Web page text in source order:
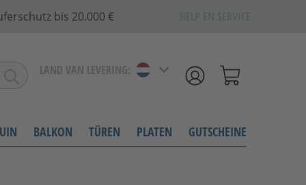
bis 20.000 €
LAND VAN LEVERING:
BALKON TÜREN PLATEN GUTSCHEINE